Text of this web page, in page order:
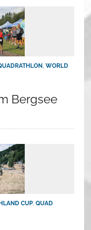
, WORLD
Bergsee
CUP, QUAD